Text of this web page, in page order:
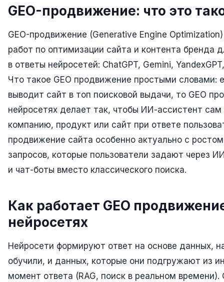
Реклама в Facebook
Реклама в Instagram
Реклама в Одноклассниках
ИНТЕРНЕТ-МАГАЗИНЫ
Настройка магазина
Интеграции
Омниканальность
1С интеграция
Платежные системы
АВТОМАТИЗАЦИЯ БИЗНЕСА
CRM-системы
Интеграции и API
Чат-боты
GEO-продвижение: что это
GEO-продвижение (Generative Engine
работ по оптимизации сайта и контента бренда
в ответы нейросетей: ChatGPT, Gemini,
Что такое GEO продвижение простыми словами:
выводит сайт в топ поисковой выдачи, то GEO
нейросетях делает так, чтобы ИИ-ассистент
компанию, продукт или сайт при ответе
продвижение сайта особенно актуально с
запросов, которые пользователи задают через
и чат-боты вместо классического поиска.
Как работает GEO
нейросетях
Нейросети формируют ответ на основе данных,
обучили, и данных, которые они подгружают из
момент ответа (RAG, поиск в реальном времени).